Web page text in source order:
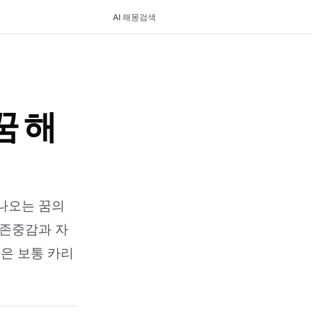
AI 해몽검색
해
오는 꿈의
중감과 자
보통 카리